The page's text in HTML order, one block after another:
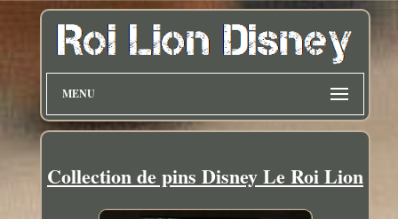
MENU
Collection de pins Disney Le Roi Lion